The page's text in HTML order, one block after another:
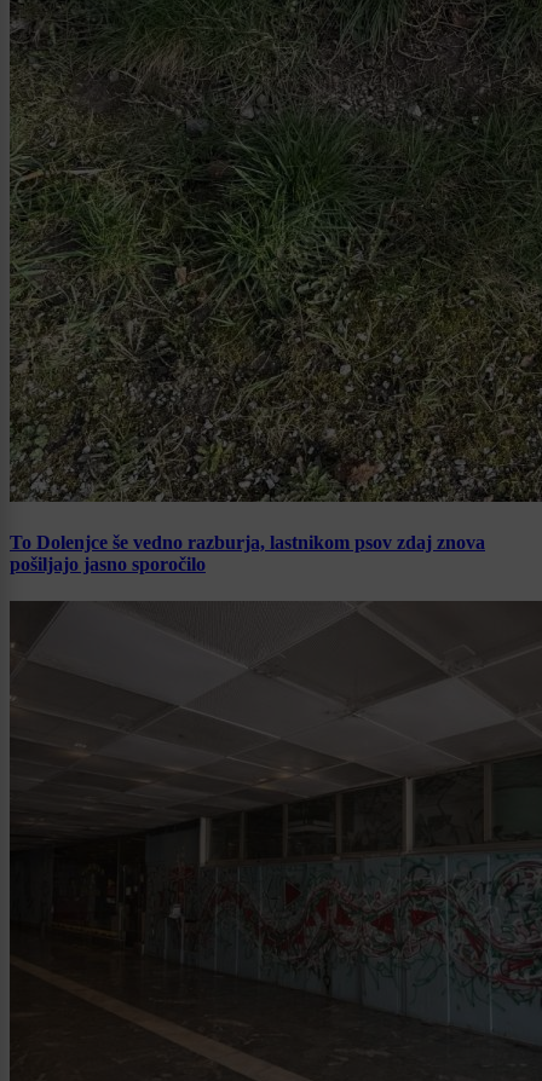
To Dolenjce še vedno razburja, lastnikom psov zdaj znova
pošiljajo jasno sporočilo